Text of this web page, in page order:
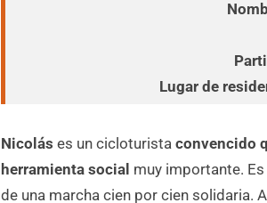
Lugar de
Nicolás es un cicloturistaconvencido
herramienta social muy importante.
de una marcha cien por cien solidaria.